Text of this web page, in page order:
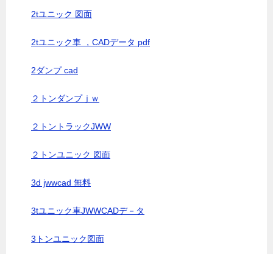
2tユニック 図面
2tユニック車 ，CADデータ pdf
2ダンプ cad
２トンダンプｊｗ
２トントラックJWW
２トンユニック 図面
3d jwwcad 無料
3tユニック車JWWCADデ－タ
3トンユニック図面